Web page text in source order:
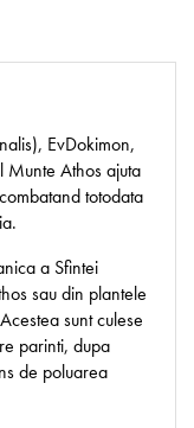
EvDokimon,
Munte Athos ajuta
totodata
a Sfintei
sau din plantele
sunt culese
parinti, dupa
de poluarea